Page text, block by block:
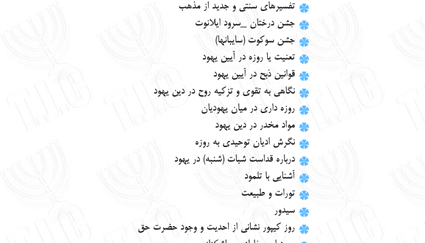
تفسيرهاي سنتي و جديد از مذهب
جشن درختان _سرود ایلانوت
جشن سوكوت (سايبانها)
تعنيت يا روزه در آيين يهود
قوانين ذبح در آيين يهود
نگاهي به تقوي و تزكيه روح در دين يهود
روزه داري در ميان يهوديان
مواد مخدر در دين يهود
نگرش اديان توحيدي به روزه
درباره قداست شبات (شنبه) در يهود
آشنايي با تلمود
تورات و طبيعت
سيدور
روز كيپور نشاني از احديت و وجود حضرت حق